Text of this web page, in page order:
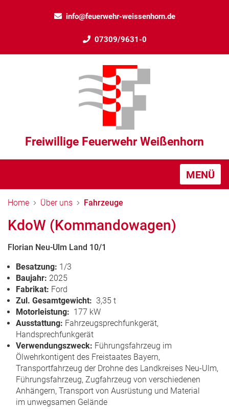
info@feuerwehr-weissenhorn.de
07309/9631-0
Freiwillige Feuerwehr Weißenhorn
MENÜ
Home Über uns Fahrzeuge
KdoW (Kommandowagen)
Florian Neu-Ulm Land 10/1
Besatzung: 1/3
Baujahr: 2025
Fabrikat: Ford
Zul. Gesamtgewicht: 3,35 t
Motorleistung: 177 kW
Ausstattung: Fahrzeugsprechfunkgerät,
Handsprechfunkgerät
Verwendungszweck: Führungsfahrzeug im
Ölwehrkontigent des Freistaates Bayern,
Transportfahrzeug der Drohne des Landkreises Neu-Ulm,
Führungsfahrzeug, Zugfahrzeug von verschiedenen
Anhängern, Transport von Ausrüstung und Material
im unwegsamen Gelände